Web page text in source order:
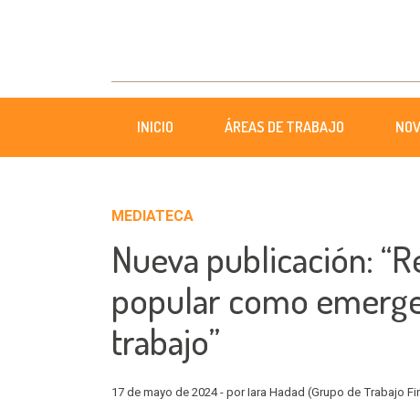
INICIO ÁREAS DE TRABAJO
MEDIATECA
Nueva publicación:
popular como
trabajo”
17 de mayo de 2024 - por Iara Hadad (Grupo de Trabajo